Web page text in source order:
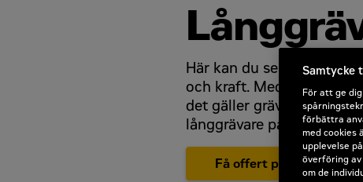
Här kan du se hela vårt
och kraft. Med stabilitet,
det gäller grävning vid
långgrävare pålitlig
Få offert på Cat
Samtycke
För att ge
förbättra
med cookies
upplevelse
överföring
om de